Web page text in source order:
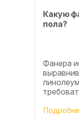
Какую
пола?
Фанера